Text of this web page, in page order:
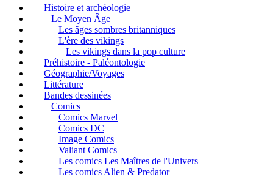
Histoire et archéologie
Le Moyen Âge
Les âges sombres britanniques
L'ère des vikings
Les vikings dans la pop culture
Préhistoire - Paléontologie
Géographie/Voyages
Littérature
Bandes dessinées
Comics
Comics Marvel
Comics DC
Image Comics
Valiant Comics
Les comics Les Maîtres de l'Univers
Les comics Alien & Predator